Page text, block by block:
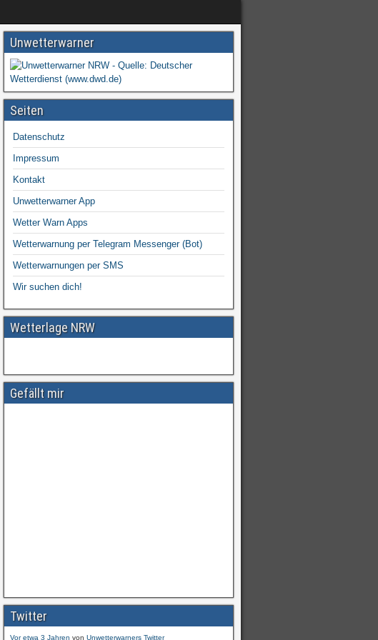
Unwetterwarner
Seiten
Datenschutz
Impressum
Kontakt
Unwetterwarner App
Wetter Warn Apps
Wetterwarnung per Telegram Messenger (Bot)
Wetterwarnungen per SMS
Wir suchen dich!
Wetterlage NRW
Gefällt mir
Twitter
ift.tt/wdhtnmI pic.twitter.com/cmFX…
Vor etwa 3 Jahren